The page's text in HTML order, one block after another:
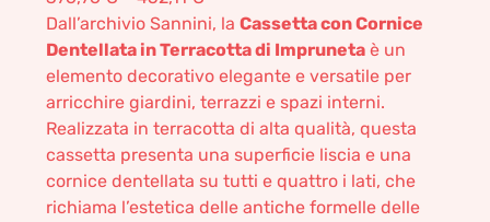
Dall’archivio Sannini, la Cassetta con Cornice
Dentellata in Terracotta di Impruneta è un
elemento decorativo elegante e versatile per
arricchire giardini, terrazzi e spazi interni.
Realizzata in terracotta di alta qualità, questa
cassetta presenta una superficie liscia e una
cornice dentellata su tutti e quattro i lati, che
richiama l’estetica delle antiche formelle delle